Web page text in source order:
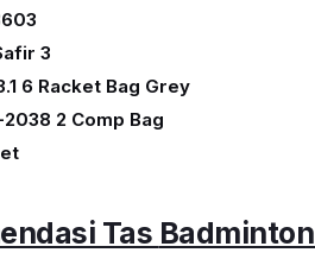
3
6 Racket Bag Grey
2 Comp Bag
Tas Badminton